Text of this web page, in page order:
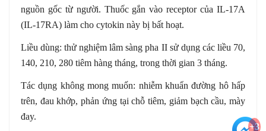
nguồn gốc từ người. Thuốc gắn vào receptor của IL-17A
(IL-17RA) làm cho cytokin này bị bất hoạt.
Liều dùng: thử nghiệm lâm sàng pha II sử dụng các liều 70,
140, 210, 280 tiêm hàng tháng, trong thời gian 3 tháng.
Tác dụng không mong muốn: nhiễm khuẩn đường hô hấp
trên, đau khớp, phản ứng tại chỗ tiêm, giảm bạch cầu, mày
đay.
+3